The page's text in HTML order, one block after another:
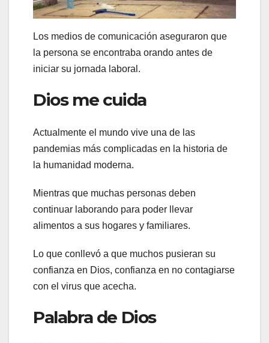
Los medios de comunicación aseguraron que
la persona se encontraba orando antes de
iniciar su jornada laboral.
Dios me cuida
Actualmente el mundo vive una de las
pandemias más complicadas en la historia de
la humanidad moderna.
Mientras que muchas personas deben
continuar laborando para poder llevar
alimentos a sus hogares y familiares.
Lo que conllevó a que muchos pusieran su
confianza en Dios, confianza en no contagiarse
con el virus que acecha.
Palabra de Dios